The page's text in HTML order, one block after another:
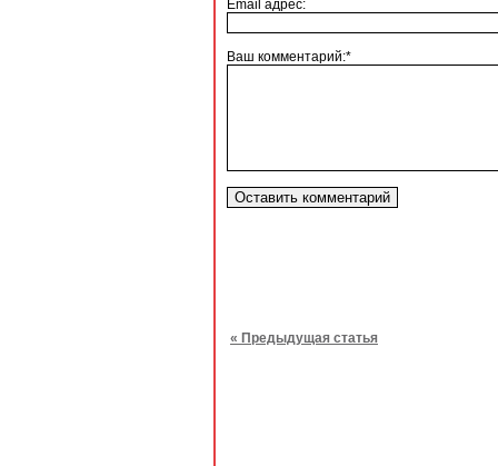
Email адрес:
Ваш комментарий:*
« Предыдущая статья